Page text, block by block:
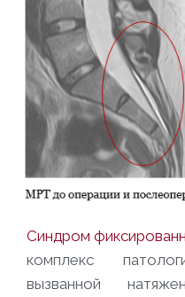
Синдром
комплекс
вызванной